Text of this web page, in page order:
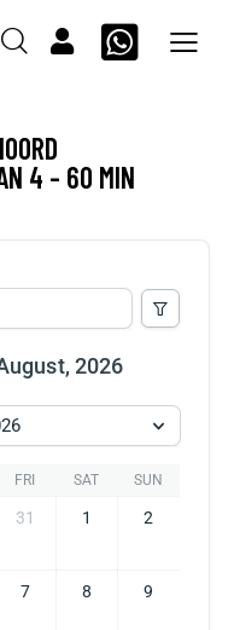
4 - 60 MIN
2026
FRI SAT SUN
31 1 2
7 8 9